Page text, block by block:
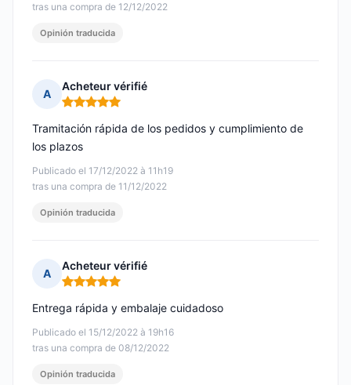
tras una compra de 12/12/2022
Opinión traducida
A
Acheteur vérifié
Nota: 5 de 5
Publicado el 17/12/2022 à 11h19
tras una compra de 11/12/2022
Tramitación rápida de los pedidos y cumplimiento de
los plazos
Opinión traducida
A
Acheteur vérifié
Nota: 5 de 5
Publicado el 15/12/2022 à 19h16
tras una compra de 08/12/2022
Entrega rápida y embalaje cuidadoso
Opinión traducida